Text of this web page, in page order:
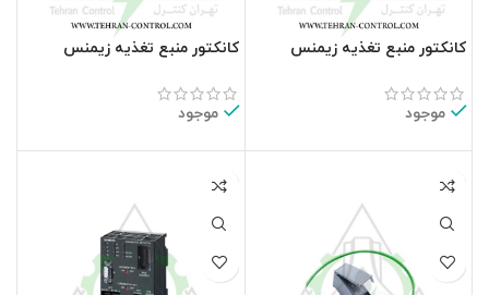
کانکتور منبع تغذیه زیمنس
موجود
کانکتور منبع تغذیه زیمنس
موجود